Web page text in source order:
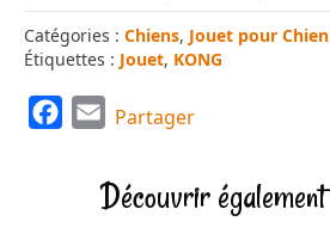
Catégories : Chiens, Jouet pour Chien
Étiquettes : Jouet, KONG
a
i
Partager
Découvrir également